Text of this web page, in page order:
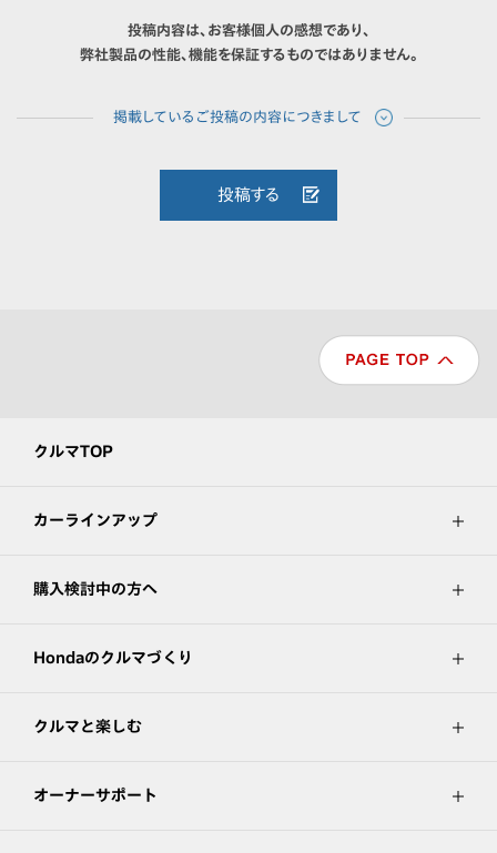
投稿内容は、お客様個人の感想であり、
弊社製品の性能、機能を保証するものではありません。
投稿する
クルマTOP
カーラインアップ
購入検討中の方へ
Hondaのクルマづくり
クルマと楽しむ
オーナーサポート